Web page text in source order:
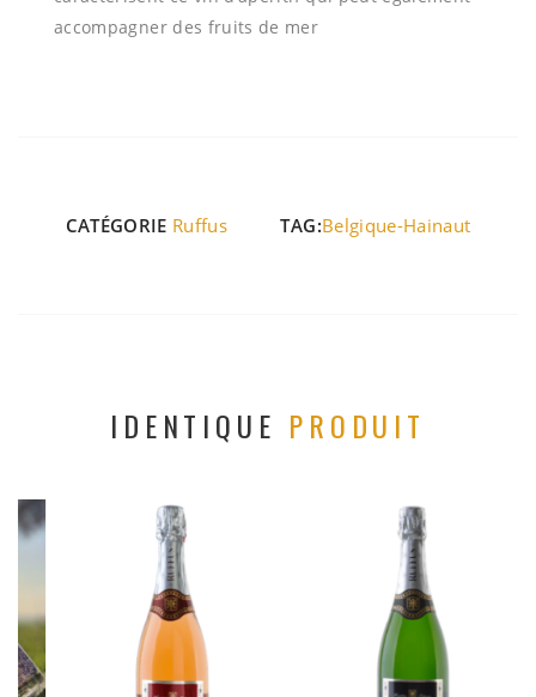
accompagner des fruits de mer
CATÉGORIE Ruffus TAG:Belgique-Hainaut
IDENTIQUE PRODUIT